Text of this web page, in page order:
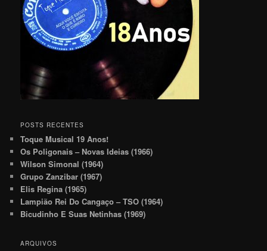
POSTS RECENTES
Toque Musical 19 Anos!
Os Poligonais – Novas Ideias (1966)
Wilson Simonal (1964)
Grupo Zanzibar (1967)
Elis Regina (1965)
Lampião Rei Do Cangaço – TSO (1964)
Bicudinho E Suas Netinhas (1969)
ARQUIVOS